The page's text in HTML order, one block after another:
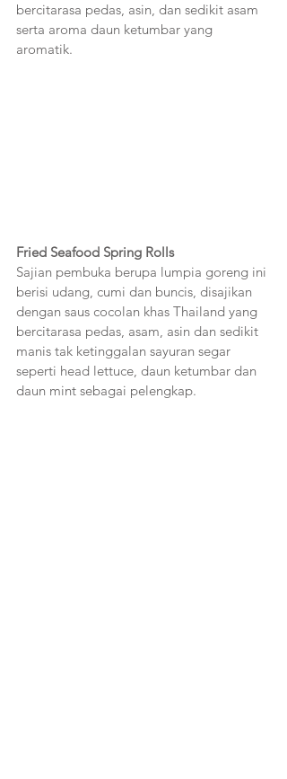
bercitarasa pedas, asin, dan sedikit asam
serta aroma daun ketumbar yang
aromatik.
Fried Seafood Spring Rolls
Sajian pembuka berupa lumpia goreng ini
berisi udang, cumi dan buncis, disajikan
dengan saus cocolan khas Thailand yang
bercitarasa pedas, asam, asin dan sedikit
manis tak ketinggalan sayuran segar
seperti head lettuce, daun ketumbar dan
daun mint sebagai pelengkap.